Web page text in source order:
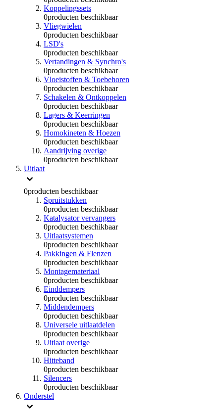
Koppelingssets
0producten beschikbaar
Vliegwielen
0producten beschikbaar
LSD's
0producten beschikbaar
Vertandingen & Synchro's
0producten beschikbaar
Vloeistoffen & Toebehoren
0producten beschikbaar
Schakelen & Ontkoppelen
0producten beschikbaar
Lagers & Keerringen
0producten beschikbaar
Homokineten & Hoezen
0producten beschikbaar
Aandrijving overige
0producten beschikbaar
Uitlaat
0producten beschikbaar
Spruitstukken
0producten beschikbaar
Katalysator vervangers
0producten beschikbaar
Uitlaatsystemen
0producten beschikbaar
Pakkingen & Flenzen
0producten beschikbaar
Montagemateriaal
0producten beschikbaar
Einddempers
0producten beschikbaar
Middendempers
0producten beschikbaar
Universele uitlaatdelen
0producten beschikbaar
Uitlaat overige
0producten beschikbaar
Hitteband
0producten beschikbaar
Silencers
0producten beschikbaar
Onderstel